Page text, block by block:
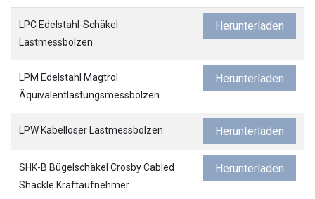
LPC Edelstahl-Schäkel
Lastmessbolzen
Herunterladen
LPM Edelstahl Magtrol
Äquivalentlastungsmessbolzen
Herunterladen
LPW Kabelloser Lastmessbolzen Herunterladen
SHK-B Bügelschäkel Crosby Cabled
Shackle Kraftaufnehmer
Herunterladen